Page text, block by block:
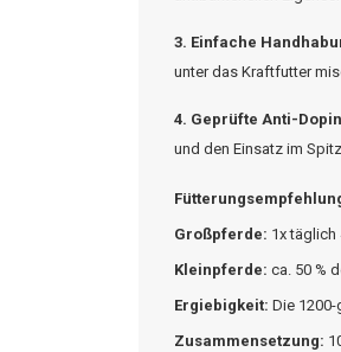
3. Einfache
unter das Kraftfutter
4. Geprüfte Anti-
und den Einsatz im
Großpferde: 1x täglich
Kleinpferde: ca. 50 %
Ergiebigkeit: Die
Zusammensetzung: